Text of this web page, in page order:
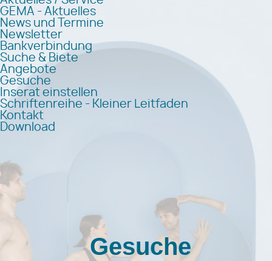
GEMA - Aktuelles
News und Termine
Newsletter
Bankverbindung
Suche & Biete
Angebote
Gesuche
Inserat einstellen
Schriftenreihe - Kleiner Leitfaden
Kontakt
Download
Gesuche